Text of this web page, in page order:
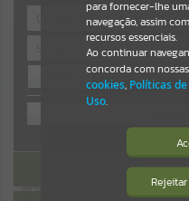
SUBPORTAIS
Por
Por
para fornecer-lhe
navegação, assim
recursos essenciais.
Ao continuar
concorda com nossas
cookies, Políticas
Uso.
Isto significa que